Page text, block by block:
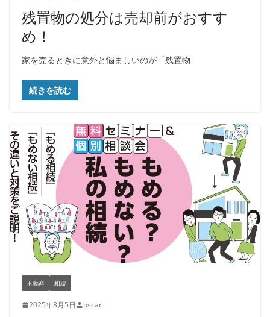
残置物の処分は売却前がおすす
め！
家を売るときに意外と悩ましいのが「残置物
続きを読む
不動産 相続
2025年8月5日 oscar